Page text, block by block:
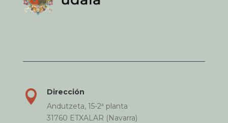

Dirección
Andutzeta, 15-2ª planta
31760 ETXALAR (Navarra)